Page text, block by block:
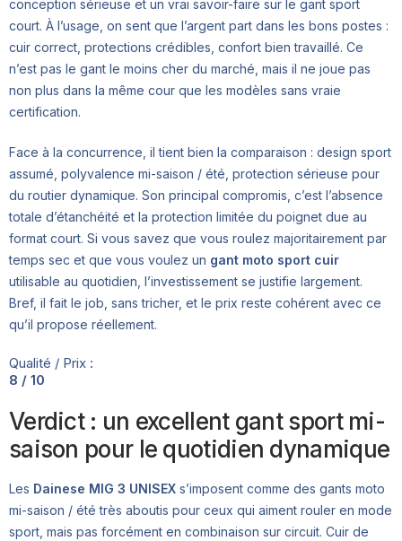
conception sérieuse et un vrai savoir-faire sur le gant sport
court. À l’usage, on sent que l’argent part dans les bons postes :
cuir correct, protections crédibles, confort bien travaillé. Ce
n’est pas le gant le moins cher du marché, mais il ne joue pas
non plus dans la même cour que les modèles sans vraie
certification.
Face à la concurrence, il tient bien la comparaison : design sport
assumé, polyvalence mi-saison / été, protection sérieuse pour
du routier dynamique. Son principal compromis, c’est l’absence
totale d’étanchéité et la protection limitée du poignet due au
format court. Si vous savez que vous roulez majoritairement par
temps sec et que vous voulez un gant moto sport cuir
utilisable au quotidien, l’investissement se justifie largement.
Bref, il fait le job, sans tricher, et le prix reste cohérent avec ce
qu’il propose réellement.
Qualité / Prix :
8 / 10
Verdict : un excellent gant sport mi-
saison pour le quotidien dynamique
Les Dainese MIG 3 UNISEX s’imposent comme des gants moto
mi-saison / été très aboutis pour ceux qui aiment rouler en mode
sport, mais pas forcément en combinaison sur circuit. Cuir de